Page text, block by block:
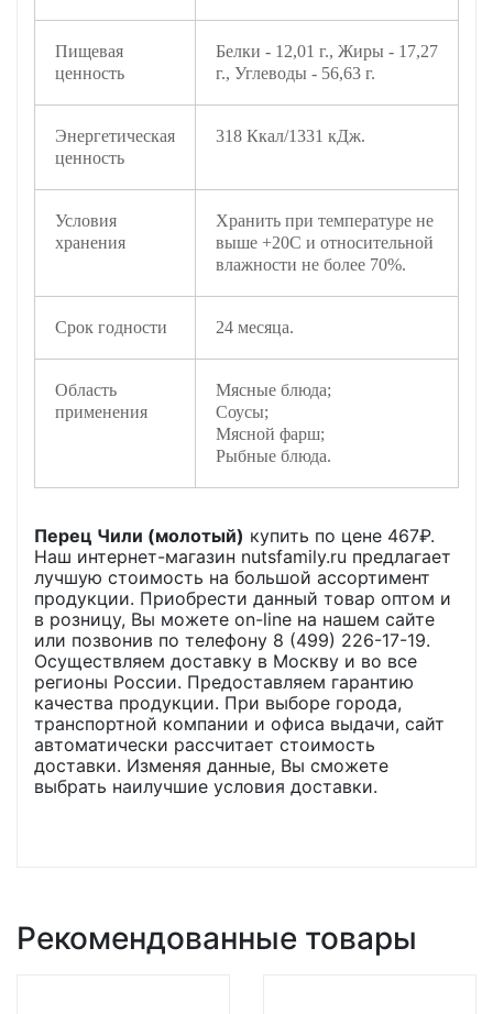
Пищевая
ценность
Белки - 12,01 г., Жиры - 17,27
г., Углеводы - 56,63 г.
Энергетическая
ценность
318 Ккал/1331 кДж.
Условия
хранения
Хранить при температуре не
выше +20С и относительной
влажности не более 70%.
Срок годности 24 месяца.
Область
применения
Мясные блюда;
Соусы;
Мясной фарш;
Рыбные блюда.
Перец Чили (молотый) купить по цене 467₽.
Наш интернет-магазин nutsfamily.ru предлагает
лучшую стоимость на большой ассортимент
продукции. Приобрести данный товар оптом и
в розницу, Вы можете on-line на нашем сайте
или позвонив по телефону 8 (499) 226-17-19.
Осуществляем доставку в Москву и во все
регионы России. Предоставляем гарантию
качества продукции. При выборе города,
транспортной компании и офиса выдачи, сайт
автоматически рассчитает стоимость
доставки. Изменяя данные, Вы сможете
выбрать наилучшие условия доставки.
Рекомендованные товары